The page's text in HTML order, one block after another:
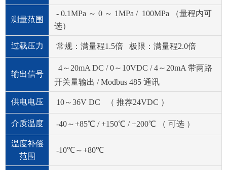
测量范围
- 0.1MPa ～ 0 ～ 1MPa / 100MPa （量程内可
选）
过载压力 常规：满量程1.5倍 极限：满量程2.0倍
输出信号
4～20mA DC / 0～10VDC / 4～20mA 带两路
开关量输出 / Modbus 485 通讯
供电电压 10～36V DC （ 推荐24VDC ）
介质温度 -40～+85℃ / +150℃ / +200℃ （ 可选 ）
温度补偿
范围
-10℃～+80℃